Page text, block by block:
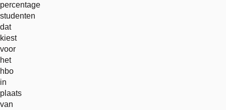
percentage
studenten
dat
kiest
voor
het
hbo
in
plaats
van